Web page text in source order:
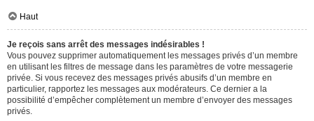
Haut
Je reçois sans arrêt des messages indésirables !
Vous pouvez supprimer automatiquement les messages privés d’un membre
en utilisant les filtres de message dans les paramètres de votre messagerie
privée. Si vous recevez des messages privés abusifs d’un membre en
particulier, rapportez les messages aux modérateurs. Ce dernier a la
possibilité d’empêcher complètement un membre d’envoyer des messages
privés.